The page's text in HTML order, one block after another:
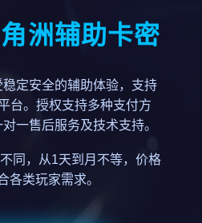
洲辅助卡密
定安全的辅助体验，支持
台。授权支持多种支付方
一售后服务及技术支持。
同，从1天到月不等，价格
各类玩家需求。